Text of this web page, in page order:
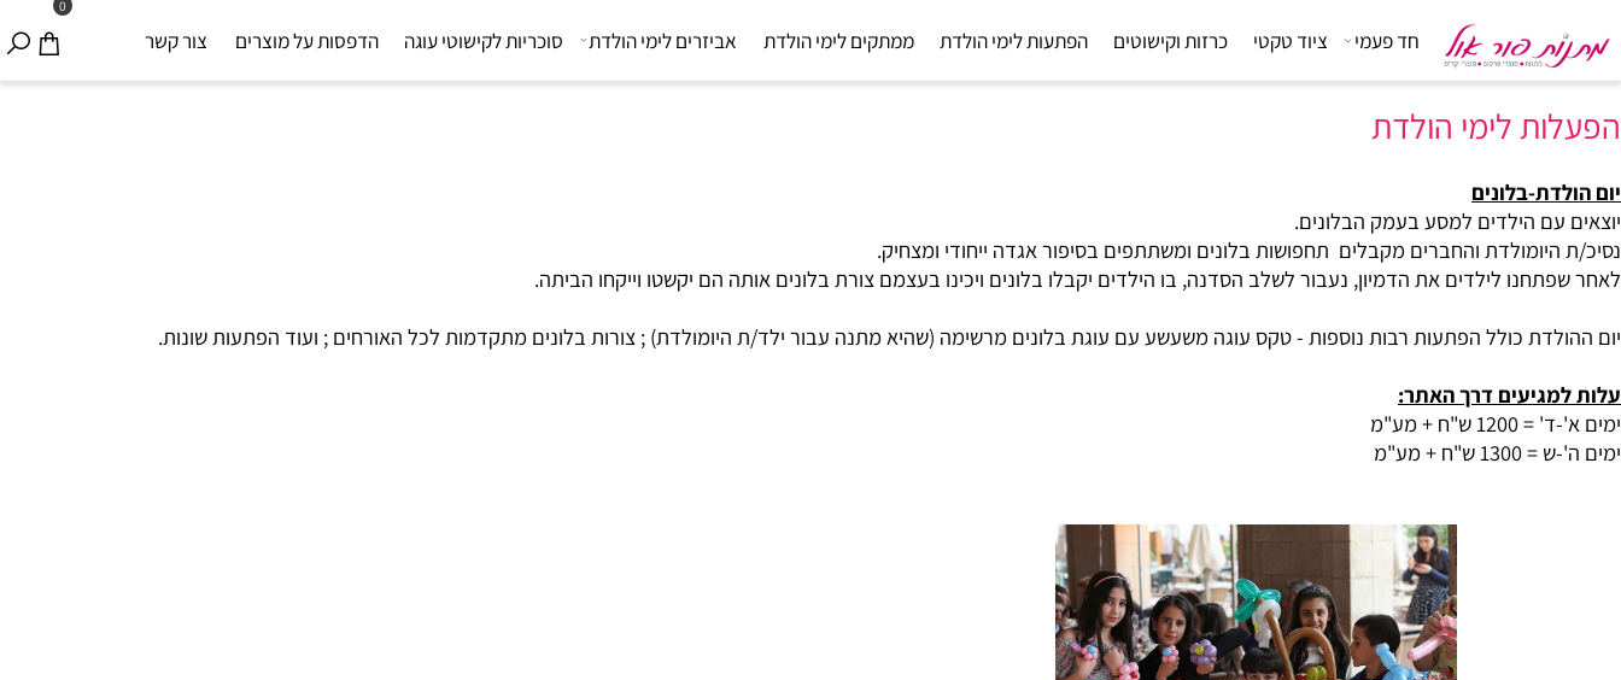
0
חד פעמי ציוד טקטי כרזות וקישוטים הפתעות לימי הולדת ממתקים לימי הולדת אביזרים לימי הולדת סוכריות לקישוטי עוגה הדפסות על מוצרים צור קשר
לימי הולדת
בלונים
הילדים למסע בעמק הבלונים.
והחברים מקבלים תחפושות בלונים ומשתתפים בסיפור אגדה ייחודי ומצחיק.
לילדים את הדמיון, נעבור לשלב הסדנה, בו הילדים יקבלו בלונים ויכינו בעצמם צורת בלונים אותה הם יקשטו וייקחו הביתה.
כולל הפתעות רבות נוספות - טקס עוגה משעשע עם עוגת בלונים מרשימה (שהיא מתנה עבור ילד/ת היומולדת) ; צורות בלונים מתקדמות לכל האורחים ; ועוד הפתעות שונות.
דרך האתר:
+ מע"מ
מע"מ